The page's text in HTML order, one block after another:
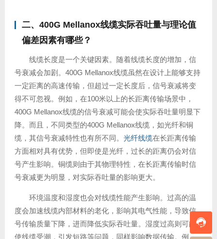
二、400G Mellanox线缆实际吞吐量与理论值
偏差因素有哪些？
线缆长度是一个关键因素。随着线缆长度的增加，信
号衰减会加剧。400G Mellanox线缆虽然在设计上能够支持
一定距离的高速传输，但超过一定长度后，信号衰减将变
得不可忽视。例如，在100米以上的长距离传输场景中，
400G Mellanox线缆的信号衰减可能会使实际吞吐量明显下
降。而且，不同类型的400G Mellanox线缆，如光纤和铜
缆，其信号衰减特性也有所不同。 光纤线缆在长距离传输
方面相对具有优势，但即使是光纤，过长的距离仍会对信
号产生影响。铜缆则由于其物理特性，在长距离传输时信
号衰减更为明显，对实际吞吐量的影响更大。
环境温度和湿度也会对线缆性能产生影响。过高的温
度会加速线缆内部材料的老化，影响其电气性能，导致信
号传输质量下降，进而降低实际吞吐量。湿度过高则可能
使线缆受潮，引发短路等问题，同样影响数据传输。例